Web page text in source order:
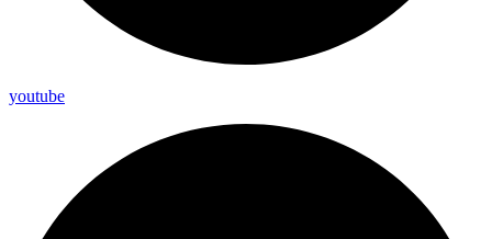
youtube